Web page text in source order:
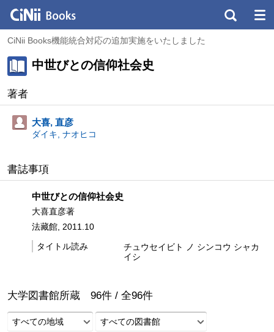
CiNii Books機能統合対応の追加実施をいたしました
中世びとの信仰社会史
著者
大喜, 直彦
ダイキ, ナオヒコ
書誌事項
中世びとの信仰社会史
大喜直彦著
法藏館, 2011.10
タイトル読み
チュウセイビト ノ シンコウ シャカ
イシ
大学図書館所蔵 96件 / 全96件
すべての地域
すべての図書館